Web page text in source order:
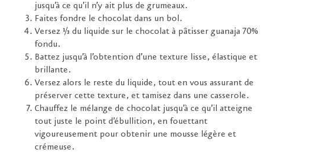
jusqu’à ce qu’il n’y ait plus de grumeaux.
Faites fondre le chocolat dans un bol.
Versez ⅓ du liquide sur le chocolat à pâtisser guanaja 70%
fondu.
Battez jusqu’à l’obtention d’une texture lisse, élastique et
brillante.
Versez alors le reste du liquide, tout en vous assurant de
préserver cette texture, et tamisez dans une casserole.
Chauffez le mélange de chocolat jusqu’à ce qu’il atteigne
tout juste le point d’ébullition, en fouettant
vigoureusement pour obtenir une mousse légère et
crémeuse.